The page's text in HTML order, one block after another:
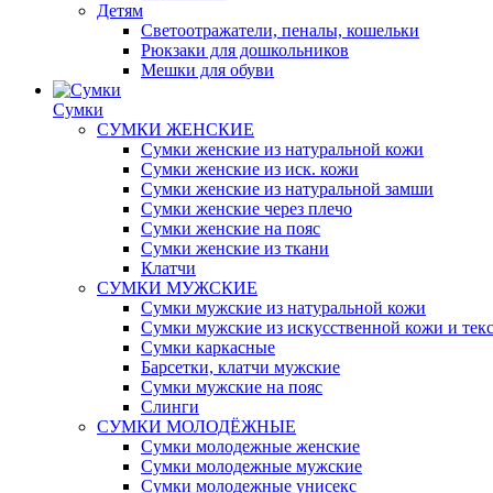
Детям
Светоотражатели, пеналы, кошельки
Рюкзаки для дошкольников
Мешки для обуви
Сумки
СУМКИ ЖЕНСКИЕ
Сумки женские из натуральной кожи
Сумки женские из иск. кожи
Сумки женские из натуральной замши
Сумки женские через плечо
Сумки женские на пояс
Сумки женские из ткани
Клатчи
СУМКИ МУЖСКИЕ
Сумки мужские из натуральной кожи
Сумки мужские из искусственной кожи и
Сумки каркасные
Барсетки, клатчи мужские
Сумки мужские на пояс
Слинги
СУМКИ МОЛОДЁЖНЫЕ
Сумки молодежные женские
Сумки молодежные мужские
Сумки молодежные унисекс